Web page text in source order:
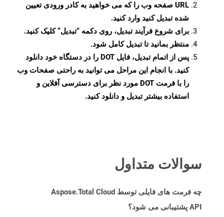
URL صفحه وب را که می خواهید به کادر ورودی تعیین
شده تبدیل کنید وارد کنید.
برای شروع فرآیند تبدیل، روی دکمه “تبدیل” کلیک کنید.
منتظر بمانید تا تبدیل کامل شود.
پس از اتمام تبدیل، فایل DOT را در دستگاه خود دانلود
کنید. با انجام این مراحل می توانید به راحتی صفحات وب
را با فرمت DOT مورد نظر برای دسترسی آفلاین و
استفاده بیشتر تبدیل و دانلود کنید.
سوالات متداول
چه فرمت های فایلی توسط Aspose.Total Cloud
API پشتیبانی می شود؟